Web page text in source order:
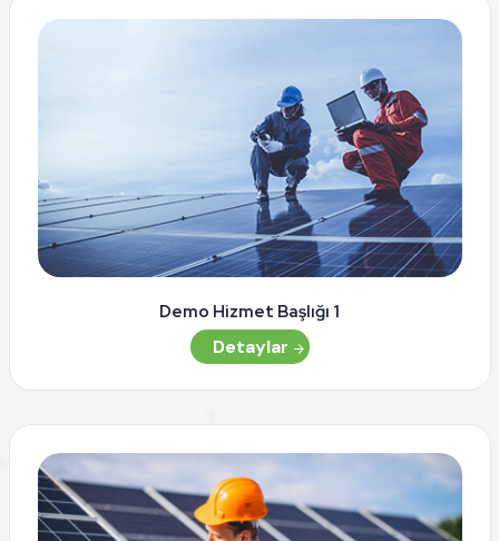
Demo Hizmet Başlığı 1
Detaylar